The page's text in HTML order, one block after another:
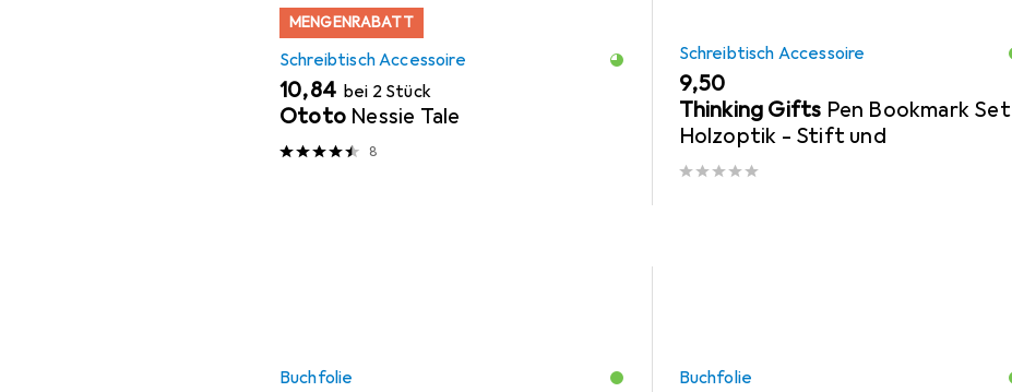
MENGENRABATT
Schreibtisch Accessoire
EUR
10,84 bei 2 Stück
Ototo Nessie Tale
8
Schreibtisch Accessoire
EUR
9,50
Thinking Gifts Pen Bookmark Set
Holzoptik - Stift und
Buchfolie Buchfolie